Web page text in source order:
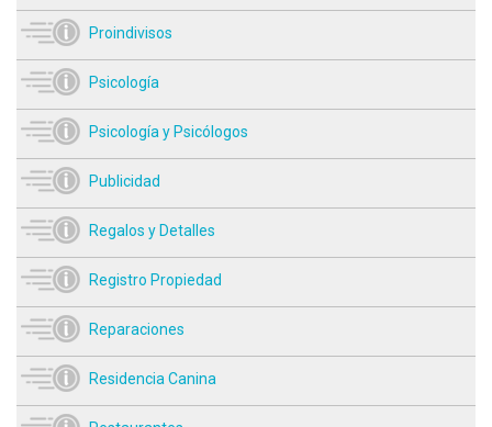
Proindivisos
Psicología
Psicología y Psicólogos
Publicidad
Regalos y Detalles
Registro Propiedad
Reparaciones
Residencia Canina